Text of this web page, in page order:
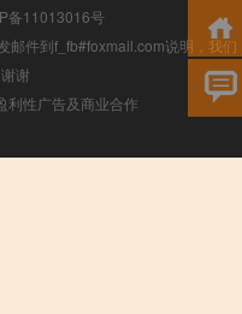
备11013016号
邮件到f_fb#foxmail.com说明，我们
谢
利性广告及商业合作